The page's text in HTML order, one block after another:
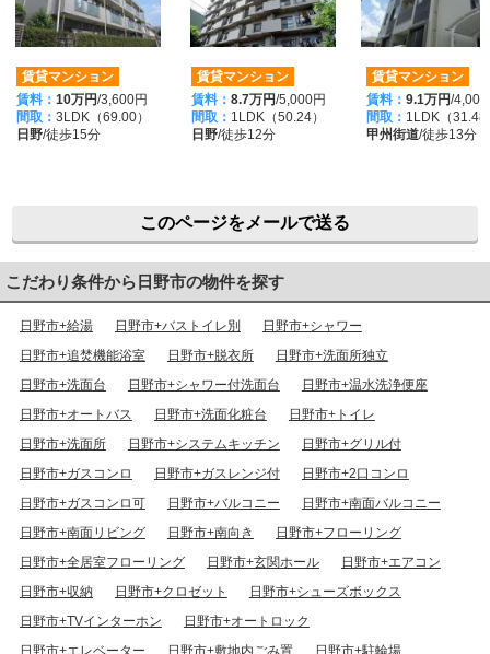
賃貸マンション
賃料： 10万円/3,600円
間取： 3LDK（69.00）
日野/徒歩15分
賃貸マンション
賃料： 8.7万円/5,000円
間取： 1LDK（50.24）
日野/徒歩12分
賃貸マンション
賃料： 9.1万円/4,000
間取： 1LDK（31.48
甲州街道/徒歩13分
このページをメールで送る
こだわり条件から日野市の物件を探す
日野市+給湯 日野市+バストイレ別
日野市+シャワー
日野市+追焚機能浴室
日野市+脱衣所
日野市+洗面所独立
日野市+洗面台
日野市+シャワー付洗面台
日野市+温水洗浄便座
日野市+オートバス
日野市+洗面化粧台
日野市+トイレ
日野市+洗面所
日野市+システムキッチン
日野市+グリル付
日野市+ガスコンロ
日野市+ガスレンジ付
日野市+2口コンロ
日野市+ガスコンロ可
日野市+バルコニー
日野市+南面バルコニー
日野市+南面リビング
日野市+南向き
日野市+フローリング
日野市+全居室フローリング
日野市+玄関ホール
日野市+エアコン
日野市+収納
日野市+クロゼット
日野市+シューズボックス
日野市+TVインターホン
日野市+オートロック